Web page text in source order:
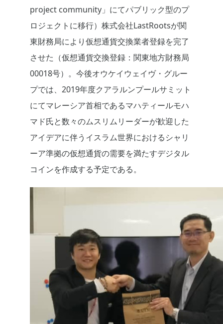
project community」にてパブリック型のプ
ロジェクトに移行）株式会社LastRootsが関
東財務局により仮想通貨交換業者登録を完了
させた（仮想通貨交換登録：関東地方財務局
00018号）。今後オウケイウェイヴ・グルー
プでは、2019年度クアラルンプールサミット
にてマレーシア首相であるマハティールモハ
マド氏と数々のムスリムリーダーが歓迎した
アイデアに伴うイスラム世界におけるシャリ
ーア準拠の仮想通貨の需要を満たすデジタル
コインを作成する予定である。